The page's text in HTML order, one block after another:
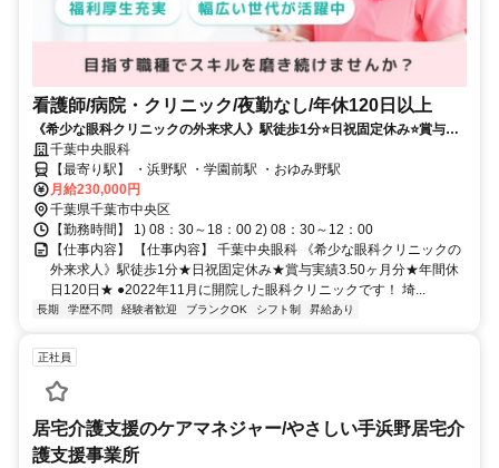
看護師/病院・クリニック/夜勤なし/年休120日以上
《希少な眼科クリニックの外来求人》駅徒歩1分⭐日祝固定休み⭐賞与実
績3.50ヶ月分⭐年間休日120日⭐
千葉中央眼科
【最寄り駅】 ・浜野駅 ・学園前駅 ・おゆみ野駅
月給230,000円
千葉県千葉市中央区
【勤務時間】 1) 08：30～18：00 2) 08：30～12：00
【仕事内容】 【仕事内容】 千葉中央眼科 《希少な眼科クリニックの
外来求人》駅徒歩1分★日祝固定休み★賞与実績3.50ヶ月分★年間休
日120日★ ●2022年11月に開院した眼科クリニックです！ 埼...
長期 学歴不問 経験者歓迎 ブランクOK シフト制 昇給あり
正社員
居宅介護支援のケアマネジャー/やさしい手浜野居宅介
護支援事業所